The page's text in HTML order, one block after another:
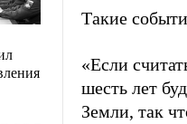
Такие
«Если
шесть лет
Земли, так